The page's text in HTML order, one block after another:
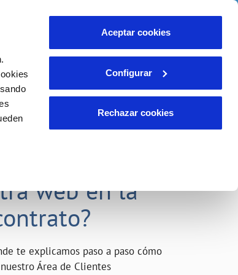
Aceptar cookies
Configurar
Rechazar cookies
INCIDENCIAS
Comunica anomalías o posibles
web en la
te explicamos paso a paso cómo
Área de Clientes